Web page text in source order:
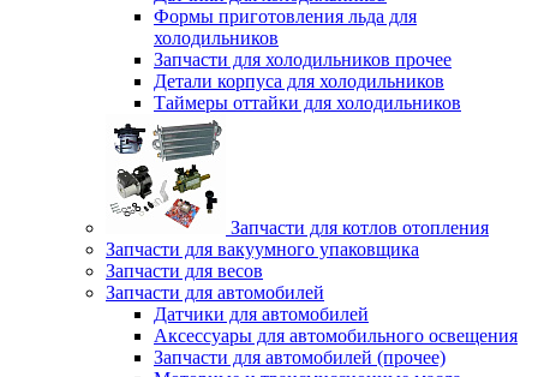
Формы приготовления льда для
холодильников
Запчасти для холодильников прочее
Детали корпуса для холодильников
Таймеры оттайки для холодильников
Запчасти для котлов отопления
Запчасти для вакуумного упаковщика
Запчасти для весов
Запчасти для автомобилей
Датчики для автомобилей
Аксессуары для автомобильного освещения
Запчасти для автомобилей (прочее)